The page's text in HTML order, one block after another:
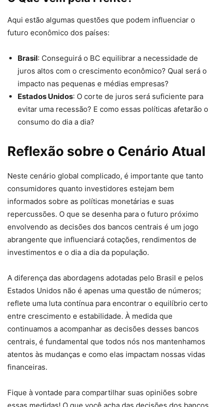
Aqui estão algumas questões que podem influenciar o
futuro econômico dos países:
Brasil: Conseguirá o BC equilibrar a necessidade de
juros altos com o crescimento econômico? Qual será o
impacto nas pequenas e médias empresas?
Estados Unidos: O corte de juros será suficiente para
evitar uma recessão? E como essas políticas afetarão o
consumo do dia a dia?
Reflexão sobre o Cenário Atual
Neste cenário global complicado, é importante que tanto
consumidores quanto investidores estejam bem
informados sobre as políticas monetárias e suas
repercussões. O que se desenha para o futuro próximo
envolvendo as decisões dos bancos centrais é um jogo
abrangente que influenciará cotações, rendimentos de
investimentos e o dia a dia da população.
A diferença das abordagens adotadas pelo Brasil e pelos
Estados Unidos não é apenas uma questão de números;
reflete uma luta contínua para encontrar o equilíbrio certo
entre crescimento e estabilidade. À medida que
continuamos a acompanhar as decisões desses bancos
centrais, é fundamental que todos nós nos mantenhamos
atentos às mudanças e como elas impactam nossas vidas
financeiras.
Fique à vontade para compartilhar suas opiniões sobre